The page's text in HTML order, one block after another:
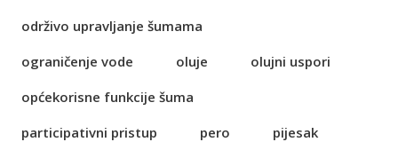
održivo upravljanje šumama
ograničenje vode
oluje
olujni uspori
općekorisne funkcije šuma
participativni pristup
pero
pijesak